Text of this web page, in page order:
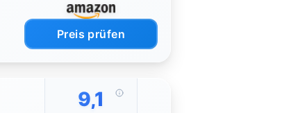
Preis prüfen
9,1